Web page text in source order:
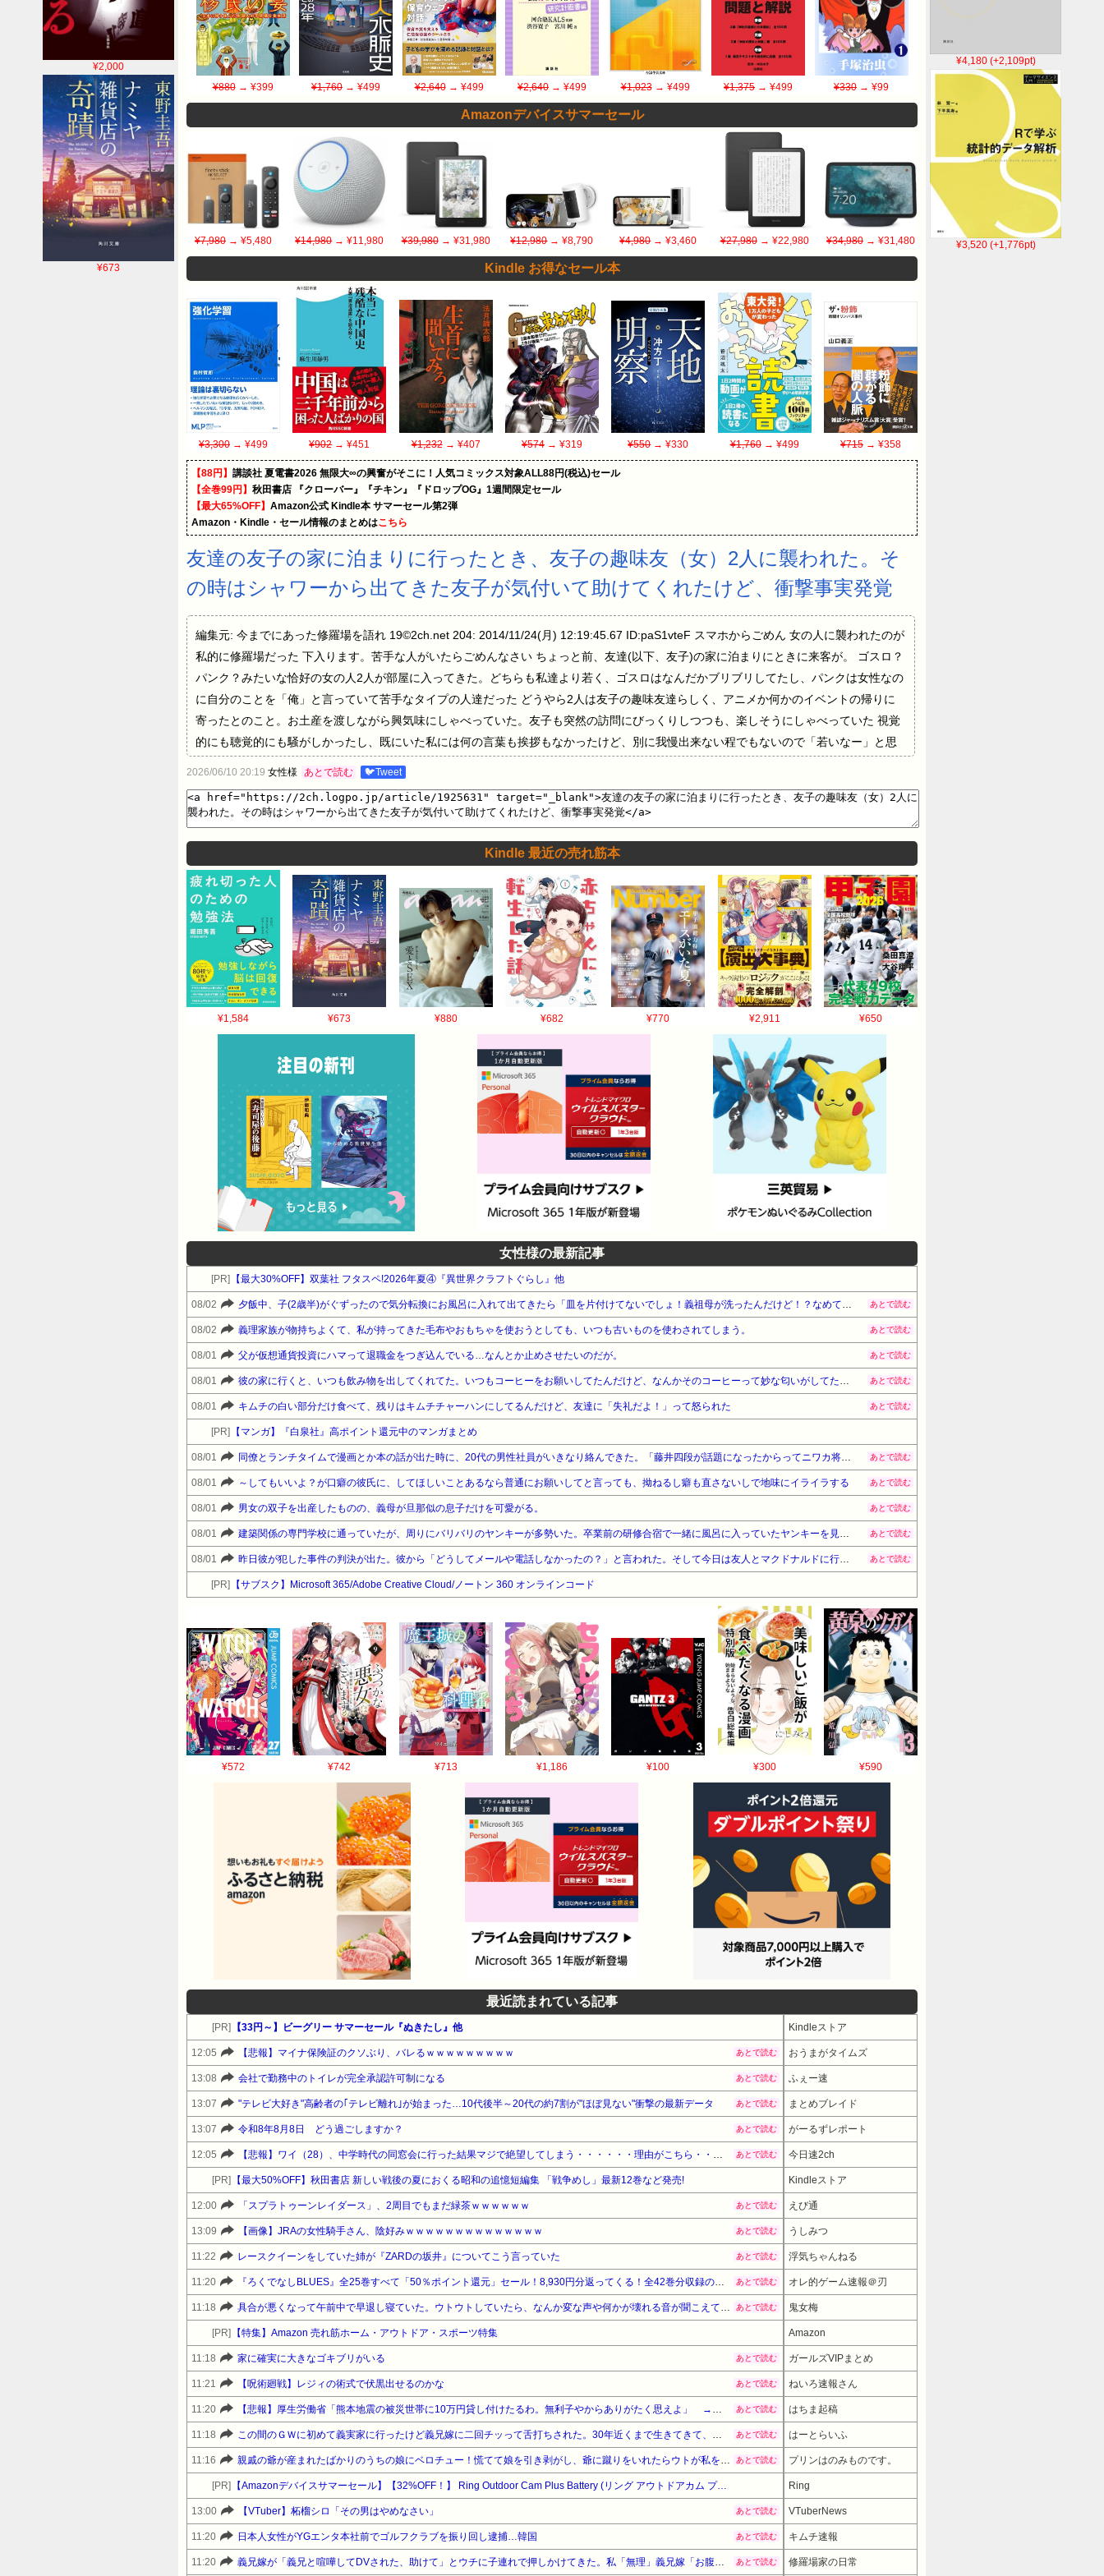
¥4,180 (+2,109pt)
¥3,520 (+1,776pt)
¥2,000
¥673
¥880→ ¥399 ¥1,760 → ¥499 ¥2,640→ ¥499 ¥2,640 → ¥499 ¥1,023→ ¥499 ¥1,375 → ¥499 ¥330 → ¥99
Amazonデバイスサマーセール
¥7,980 → ¥5,480 ¥14,980→ ¥11,980 ¥39,980→ ¥31,980 ¥12,980→ ¥8,790 ¥4,980→ ¥3,460 ¥27,980→ ¥22,980 ¥34,980→ ¥31,480
Kindle お得なセール本
¥3,300 → ¥499 ¥902→ ¥451 ¥1,232→ ¥407 ¥574→ ¥319 ¥550→ ¥330 ¥1,760→ ¥499 ¥715→ ¥358
【88円】 講談社 夏電書2026 無限大∞の興奮がそこに！人気コミックス対象ALL88円(税込)セール
【全巻99円】 秋田書店 『クローバー』『チキン』『ドロップOG』1週間限定セール
【最大65%OFF】 Amazon公式 Kindle本 サマーセール第2弾
Amazon・Kindle・セール情報のまとめはこちら
友達の友子の家に泊まりに行ったとき、友子の趣味友（女）2人に襲われた。そ
の時はシャワーから出てきた友子が気付いて助けてくれたけど、衝撃事実発覚
編集元: 今までにあった修羅場を語れ 19©2ch.net 204: 2014/11/24(月) 12:19:45.67 ID:paS1vteF スマホからごめん 女の人に襲われたのが
私的に修羅場だった 下入ります。苦手な人がいたらごめんなさい ちょっと前、友達(以下、友子)の家に泊まりにときに来客が。 ゴスロ？
パンク？みたいな恰好の女の人2人が部屋に入ってきた。どちらも私達より若く、ゴスロはなんだかブリブリしてたし、パンクは女性なの
に自分のことを「俺」と言っていて苦手なタイプの人達だった どうやら2人は友子の趣味友達らしく、アニメか何かのイベントの帰りに
寄ったとのこと。お土産を渡しながら興気味にしゃべっていた。友子も突然の訪問にびっくりしつつも、楽しそうにしゃべっていた 視覚
的にも聴覚的にも騒がしかったし、既にいた私には何の言葉も挨拶もなかったけど、別に我慢出来ない程でもないので「若いなー」と思
うだけで3人がしゃべっているのを眺めていた。でも途中コンビニに行くと言って抜け出した そしてコンビニから帰ってくると、なんと
たりゲームしたりして過ごしていた 正直モヤモヤした。あのとき帰ればよかったと今でも思う だいぶ時間が経った頃、友子がシャワーを
浴びてくると言って部屋から出ていった 少しの沈黙のあと、ゴスロの人が「あのー」と鼻が詰まったようなアニメみたいな声で話しかけ
てきた 不快な気分だった私は、無意識に低い声で「はい？」と答えてしまった すると途端に鼻息が荒くなるゴスロ。正直こわかった 早
口だし声も甲高いしてぶっちゃけ何言ってるかわかんなかったけど私のことを「あかやん」と呼んで「夢みたい」だの「現実」だのペラ
ペラしゃべっていた もう一人のパンクな人はニヤニヤしながら黙って見ているだけで助けてくれない そのうちなぜかゴスロが体を密着さ
せてきた ひっ！となりつつも逃げようとすると、それまで黙っていたパンクが笑いながら「逃げんなよ」って足を掴んだので、私は派手
に仰向けのまま後ろへ転んでしまい、床で頭を打った すごく痛くて目がチカチカしていたその隙に、パンクが私の両腕を掴んで拘束し、
ゴスロが私の上に跨ってきた ごめんなさい、続きます…
2026/06/10 20:19 女性様 あとで読む 🐦Tweet
Kindle 最近の売れ筋本
¥1,584 ¥673 ¥880 ¥682 ¥770 ¥2,911 ¥650
女性様の最新記事
[PR] 【最大30%OFF】双葉社 フタスペ!2026年夏④『異世界クラフトぐらし』他
08/02 夕飯中、子(2歳半)がぐずったので気分転換にお風呂に入れて出てきたら「皿を片付けてないでしょ！義祖母が洗ったんだけど！？なめてるの？バカにしてるの？」と言われた… あとで読む
08/02 義理家族が物持ちよくて、私が持ってきた毛布やおもちゃを使おうとしても、いつも古いものを使わされてしまう。 あとで読む
08/01 父が仮想通貨投資にハマって退職金をつぎ込んでいる…なんとか止めさせたいのだが。 あとで読む
08/01 彼の家に行くと、いつも飲み物を出してくれてた。いつもコーヒーをお願いしてたんだけど、なんかそのコーヒーって妙な匂いがしてたんだよね…その原因を知ってドン… あとで読む
08/01 キムチの白い部分だけ食べて、残りはキムチチャーハンにしてるんだけど、友達に「失礼だよ！」って怒られた あとで読む
[PR] 【マンガ】『白泉社』高ポイント還元中のマンガまとめ
08/01 同僚とランチタイムで漫画とか本の話が出た時に、20代の男性社員がいきなり絡んできた。「藤井四段が話題になったからってニワカ将棋ファンですか～」 あとで読む
08/01 ～してもいいよ？が口癖の彼氏に、してほしいことあるなら普通にお願いしてと言っても、拗ねるし癖も直さないしで地味にイライラする あとで読む
08/01 男女の双子を出産したものの、義母が旦那似の息子だけを可愛がる。 あとで読む
08/01 建築関係の専門学校に通っていたが、周りにバリバリのヤンキーが多勢いた。卒業前の研修合宿で一緒に風呂に入っていたヤンキーを見てみると→… あとで読む
08/01 昨日彼が犯した事件の判決が出た。彼から「どうしてメールや電話しなかったの？」と言われた。そして今日は友人とマクドナルドに行く約束をしていると言ったらキレられた。 あとで読む
[PR] 【サブスク】Microsoft 365/Adobe Creative Cloud/ノートン 360 オンラインコード
¥572 ¥742 ¥713 ¥1,186 ¥100 ¥300 ¥590
最近読まれている記事
[PR] 【33円～】ビーグリー サマーセール『ぬきたし』他 Kindleストア
12:05 【悲報】マイナ保険証のクソぶり、バレるｗｗｗｗｗｗｗｗｗ あとで読む おうまがタイムズ
13:08 会社で勤務中のトイレが完全承認許可制になる あとで読む ふぇー速
13:07 "テレビ大好き"高齢者の｢テレビ離れ｣が始まった…10代後半～20代の約7割が"ほぼ見ない"衝撃の最新データ あとで読む まとめブレイド
13:07 令和8年8月8日 どう過ごしますか？ あとで読む がーるずレポート
12:05 【悲報】ワイ（28）、中学時代の同窓会に行った結果マジで絶望してしまう・・・・・・理由がこちら・・・・・・ あとで読む 今日速2ch
[PR] 【最大50%OFF】秋田書店 新しい戦後の夏におくる昭和の追憶短編集 「戦争めし」最新12巻など発売! Kindleストア
12:00 「スプラトゥーンレイダース」、2周目でもまだ緑茶ｗｗｗｗｗｗ あとで読む えび通
13:09 【画像】JRAの女性騎手さん、陰好みｗｗｗｗｗｗｗｗｗｗｗｗｗｗ あとで読む うしみつ
11:22 レースクイーンをしていた姉が『ZARDの坂井』についてこう言っていた あとで読む 浮気ちゃんねる
11:20 『ろくでなしBLUES』全25巻すべて「50％ポイント還元」セール！8,930円分返ってくる！全42巻分収録の文庫版！ヤンキー漫画の頂点！ジャンプ黄金期の伝説的な傑作 あとで読む オレ的ゲーム速報＠刃
11:18 具合が悪くなって午前中で早退し寝ていた。ウトウトしていたら、なんか変な声や何かが壊れる音が聞こえて、なんだろう？と思ってベッドから出て窓の外を見た… あとで読む 鬼女梅
[PR] 【特集】Amazon 売れ筋ホーム・アウトドア・スポーツ特集 Amazon
11:18 家に確実に大きなゴキブリがいる あとで読む ガールズVIPまとめ
11:21 【呪術廻戦】レジィの術式で伏黒出せるのかな あとで読む ねいろ速報さん
11:20 【悲報】厚生労働省「熊本地震の被災世帯に10万円貸し付けたるわ。無利子やからありがたく思えよ」 → セコすぎて大炎上！「何のための税金だ！過去最高税収なのに」 あとで読む はちま起稿
11:18 この間のＧＷに初めて義実家に行ったけど義兄嫁に二回チッって舌打ちされた。30年近くまで生きてきて、舌打ちされたのは人生で初めて あとで読む はーとらいふ
11:16 親戚の爺が産まれたばかりのうちの娘にベロチュー！慌てて娘を引き剥がし、爺に蹴りをいれたらウトが私を叩いたので叩き返し、「悪気は…」という男連中にツバを吐いて帰った！→結果 あとで読む プリンはのみものです。
[PR] 【Amazonデバイスサマーセール】【32%OFF！】 Ring Outdoor Cam Plus Battery (リング アウトドアカム プラス バッテリーモデル) | 高精細・広角、ワンランク上の屋外防犯カメラ | 進化したナイトビジョン | 取り外し可能なバッテリー | 平置き/壁取り付け/天井取り付け対応 | Ring Home プラン30日間無料体験付き - ホワイト Ring
13:00 【VTuber】柘榴シロ「その男はやめなさい」 あとで読む VTuberNews
11:20 日本人女性がYGエンタ本社前でゴルフクラブを振り回し逮捕…韓国 あとで読む キムチ速報
11:20 義兄嫁が「義兄と喧嘩してDVされた、助けて」とウチに子連れで押しかけてきた。私「無理」義兄嫁「お腹痛い…苦しい…」私「はぁ」→交番に電話したら、甘いことを言われ… あとで読む 修羅場家の日常